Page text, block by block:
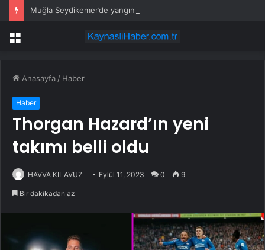
Muğla Seydikemer’de yangın sonrası seferberlik
Menü
Anasayfa / Haber
Haber
Thorgan Hazard’ın yeni
takımı belli oldu
HAVVA KILAVUZ Eylül 11, 2023 0 9
Bir dakikadan az